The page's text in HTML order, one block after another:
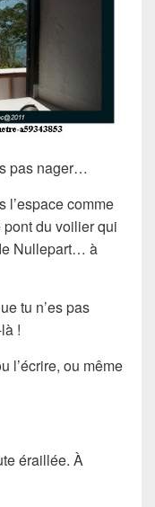
pas nager…
l’espace comme
du voilier qui
Nullepart… à
tu n’es pas
!
l’écrire, ou même
éraillée. À